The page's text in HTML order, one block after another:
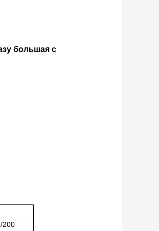
большая с
200